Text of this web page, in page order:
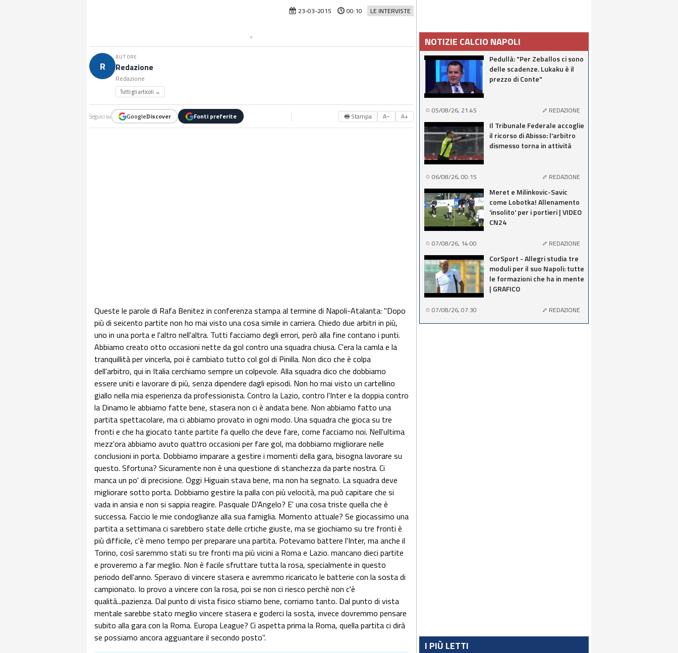
LE INTERVISTE
23-03-2015 00:10
R
AUTORE
Redazione
Redazione
Tutti gli articoli →
Seguici su GoogleDiscover Fonti preferite 🖶 Stampa A− A+
Queste le parole di Rafa Benitez in conferenza stampa al termine di Napoli-Atalanta: "Dopo
più di seicento partite non ho mai visto una cosa simile in carriera. Chiedo due arbitri in più,
uno in una porta e l'altro nell'altra. Tutti facciamo degli errori, però alla fine contano i punti.
Abbiamo creato otto occasioni nette da gol contro una squadra chiusa. C'era la camla e la
tranquillità per vincerla, poi è cambiato tutto col gol di Pinilla. Non dico che è colpa
dell'arbitro, qui in Italia cerchiamo sempre un colpevole. Alla squadra dico che dobbiamo
essere uniti e lavorare di più, senza dipendere dagli episodi. Non ho mai visto un cartellino
giallo nella mia esperienza da professionista. Contro la Lazio, contro l'Inter e la doppia contro
la Dinamo le abbiamo fatte bene, stasera non ci è andata bene. Non abbiamo fatto una
partita spettacolare, ma ci abbiamo provato in ogni modo. Una squadra che gioca su tre
fronti e che ha giocato tante partite fa quello che deve fare, come facciamo noi. Nell'ultima
mezz'ora abbiamo avuto quattro occasioni per fare gol, ma dobbiamo migliorare nelle
conclusioni in porta. Dobbiamo imparare a gestire i momenti della gara, bisogna lavorare su
questo. Sfortuna? Sicuramente non è una questione di stanchezza da parte nostra. Ci
manca un po' di precisione. Oggi Higuain stava bene, ma non ha segnato. La squadra deve
migliorare sotto porta. Dobbiamo gestire la palla con più velocità, ma può capitare che si
vada in ansia e non si sappia reagire. Pasquale D'Angelo? E' una cosa triste quella che è
successa. Faccio le mie condoglianze alla sua famiglia. Momento attuale? Se giocassimo una
partita a settimana ci sarebbero state delle crtiche giuste, ma se giochiamo su tre fronti è
più difficile, c'è meno tempo per preparare una partita. Potevamo battere l'Inter, ma anche il
Torino, così saremmo stati su tre fronti ma più vicini a Roma e Lazio. mancano dieci partite
e proveremo a far meglio. Non è facile sfruttare tutta la rosa, specialmente in questo
periodo dell'anno. Speravo di vincere stasera e avremmo ricaricato le batterie con la sosta di
campionato. Io provo a vincere con la rosa, poi se non ci riesco perchè non c'è
qualità...pazienza. Dal punto di vista fisico stiamo bene, corriamo tanto. Dal punto di vista
mentale sarebbe stato meglio vincere stasera e goderci la sosta, invece dovremmo pensare
subito alla gara con la Roma. Europa League? Ci aspetta prima la Roma, quella partita ci dirà
se possiamo ancora agguantare il secondo posto".
NOTIZIE CALCIO NAPOLI
Pedullà: "Per Zeballos ci sono
delle scadenze. Lukaku è il
prezzo di Conte"
05/08/26, 21:45 REDAZIONE
Il Tribunale Federale accoglie
il ricorso di Abisso: l'arbitro
dismesso torna in attività
06/08/26, 00:15 REDAZIONE
Meret e Milinkovic-Savic
come Lobotka! Allenamento
'insolito' per i portieri | VIDEO
CN24
07/08/26, 14:00 REDAZIONE
CorSport - Allegri studia tre
moduli per il suo Napoli: tutte
le formazioni che ha in mente
| GRAFICO
07/08/26, 07:30 REDAZIONE
I PIÙ LETTI